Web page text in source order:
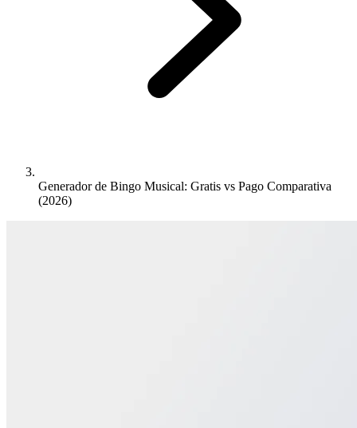
Generador de Bingo Musical: Gratis vs Pago Comparativa
(2026)